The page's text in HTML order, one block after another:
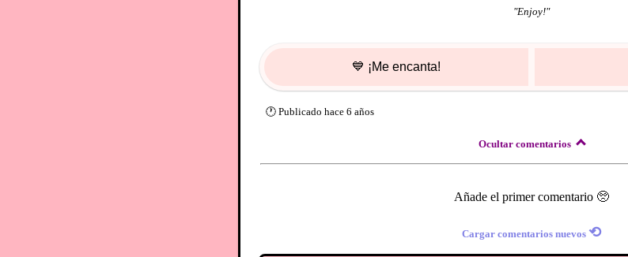
"Enjoy!"
💙 ¡Me encanta!
🕐 Publicado hace 6 años
Ocultar comentarios
Añade el primer comentario 🥺
Cargar comentarios nuevos ⟲